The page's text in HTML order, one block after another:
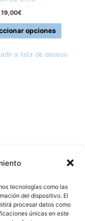
tecnologías como las
del dispositivo. El
procesar datos como
únicas en este
19,00€
opciones
página
a lista de deseos